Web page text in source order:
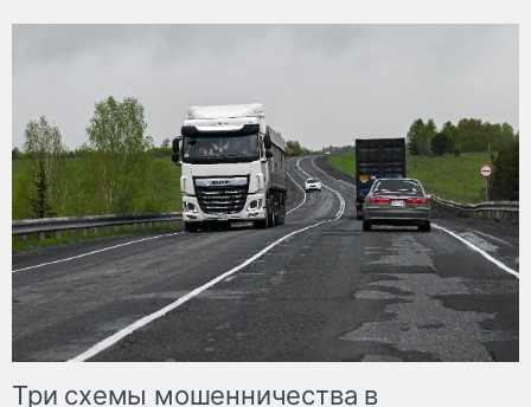
Три схемы мошенничества в